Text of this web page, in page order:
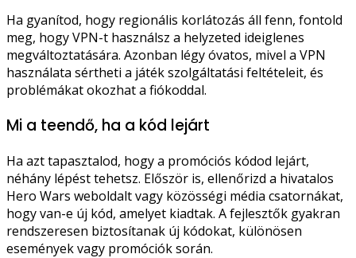
Ha gyanítod, hogy regionális korlátozás áll fenn, fontold
meg, hogy VPN-t használsz a helyzeted ideiglenes
megváltoztatására. Azonban légy óvatos, mivel a VPN
használata sértheti a játék szolgáltatási feltételeit, és
problémákat okozhat a fiókoddal.
Mi a teendő, ha a kód lejárt
Ha azt tapasztalod, hogy a promóciós kódod lejárt,
néhány lépést tehetsz. Először is, ellenőrizd a hivatalos
Hero Wars weboldalt vagy közösségi média csatornákat,
hogy van-e új kód, amelyet kiadtak. A fejlesztők gyakran
rendszeresen biztosítanak új kódokat, különösen
események vagy promóciók során.